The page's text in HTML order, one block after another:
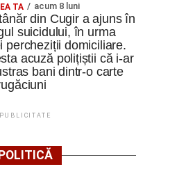
TA acum 8 luni
din Cugir a ajuns în
suicidului, în urma
percheziții domiciliare.
acuză polițiștii că i-ar
bani dintr-o carte
PUBLICITATE
POLITICĂ